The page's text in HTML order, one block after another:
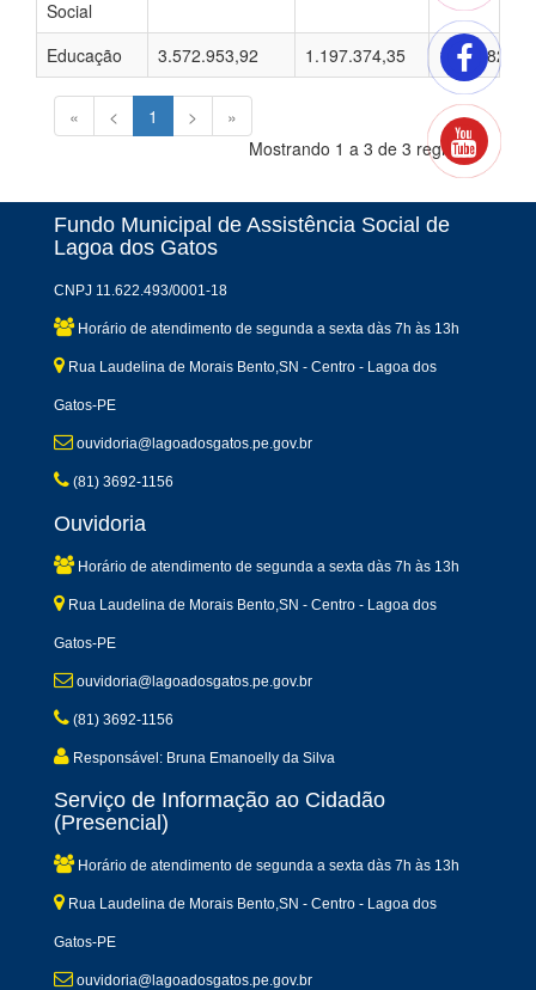
Social
Educação
3.572.953,92 1.197.374,35
« < 1 >
»
Mostrando 1 a 3 de 3 registros
Fundo Municipal de Assistência Social de
Lagoa dos Gatos
CNPJ 11.622.493/0001-18
Horário de atendimento de segunda a sexta dàs 7h às 13h
Rua Laudelina de Morais Bento,SN - Centro - Lagoa dos
Gatos-PE
ouvidoria@lagoadosgatos.pe.gov.br
(81) 3692-1156
Ouvidoria
Horário de atendimento de segunda a sexta dàs 7h às 13h
Rua Laudelina de Morais Bento,SN - Centro - Lagoa dos
Gatos-PE
ouvidoria@lagoadosgatos.pe.gov.br
(81) 3692-1156
Responsável: Bruna Emanoelly da Silva
Serviço de Informação ao Cidadão
(Presencial)
Horário de atendimento de segunda a sexta dàs 7h às 13h
Rua Laudelina de Morais Bento,SN - Centro - Lagoa dos
Gatos-PE
ouvidoria@lagoadosgatos.pe.gov.br